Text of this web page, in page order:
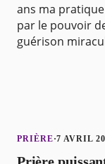
ans ma
par le pouvoir
guérison
PRIÈRE·7 AVRIL